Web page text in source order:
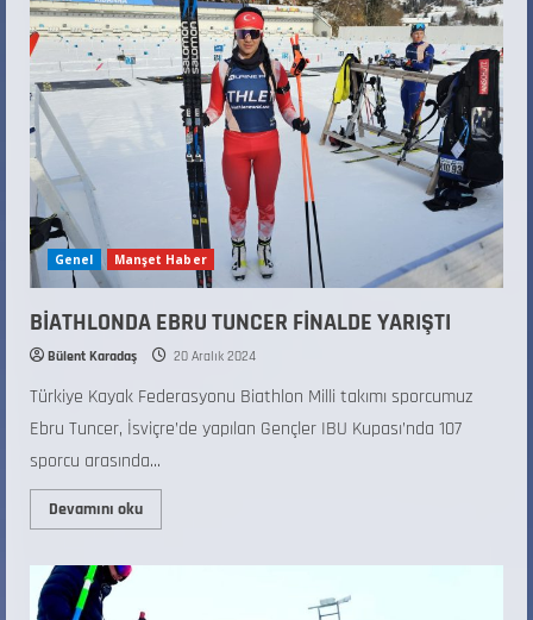
Genel Manşet Haber
BİATHLONDA EBRU TUNCER FİNALDE YARIŞTI
Bülent Karadaş 20 Aralık 2024
Türkiye Kayak Federasyonu Biathlon Milli takımı sporcumuz
Ebru Tuncer, İsviçre’de yapılan Gençler IBU Kupası’nda 107
sporcu arasında...
Devamını oku